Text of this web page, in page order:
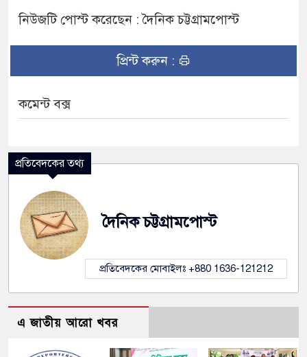
নিউজটি পোস্ট করেছেন : দৈনিক চট্টগ্রামপোস্ট
প্রিন্ট করুন :
কমেন্ট বক্স
প্রতিবেদকের তথ্য
দৈনিক চট্টগ্রামপোস্ট
প্রতিবেদকের মোবাইলঃ +880 1636-121212
এ জাতীয় আরো খবর